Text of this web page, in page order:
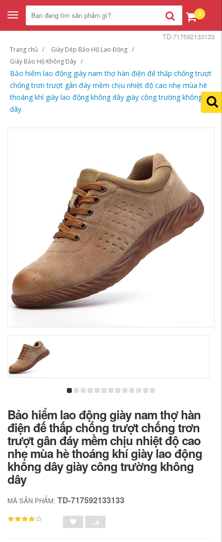
Toggle
navigation
0
Trang chủ
Giày Dép Bảo Hộ Lao Động
Giày Bảo Hộ Không Dây
Bảo hiểm lao động giày nam thợ hàn điện đế thấp chống trượt
chống trơn trượt gân đáy mềm chịu nhiệt độ cao nhẹ mùa hè
thoáng khí giày lao động không dây giày công trường không
dây
TD-717592133133
Bảo hiểm lao động giày nam thợ hàn
điện đế thấp chống trượt chống trơn
trượt gân đáy mềm chịu nhiệt độ cao
nhẹ mùa hè thoáng khí giày lao động
không dây giày công trường không
dây
MÃ SẢN PHẨM: TD-717592133133